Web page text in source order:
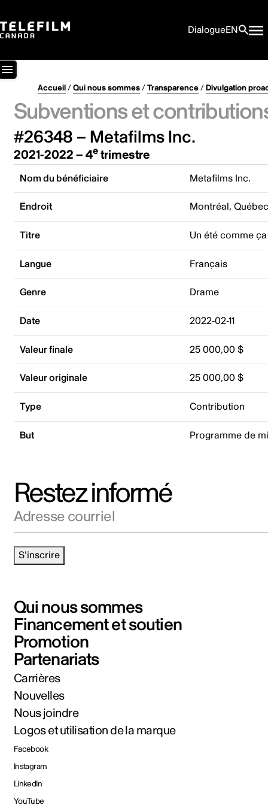
DialogueEN
Accueil/Qui nous sommes/Transparence/Divulgation
Subventions et
#26348 – Metafilms Inc.
2021-2022 – 4etrimestre
Nom du bénéficiaire Metafilms Inc.
Endroit Montréal,
Titre Un été comme ça
Langue Français
Genre Drame
Date 2022-02-11
Valeur finale 25 000,00 $
Valeur originale 25 000,00 $
Type Contribution
But Programme de
Restez informé
S'inscrire
Qui nous sommes
Financement et soutien
Promotion
Partenariats
Carrières
Nouvelles
Nous joindre
Logos et utilisation de la marque
Facebook
Instagram
LinkedIn
YouTube